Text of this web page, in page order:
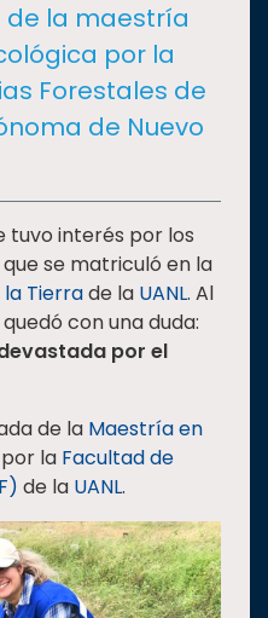
la maestría
por la
Forestales de
de Nuevo
tuvo interés por los
se matriculó en la
la Tierrade la UANL. Al
con una duda:
por el
de la Maestría en
por la Facultad de
de la UANL.